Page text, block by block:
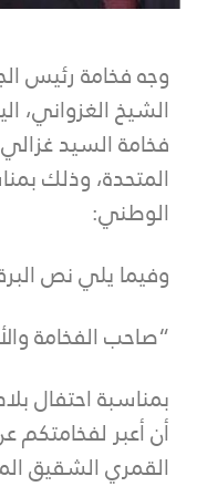
وجه فخامة رئيس
الشيخ الغزواني،
فخامة السيد
المتحدة، وذلك
الوطني:
وفيما يلي نص
“صاحب الفخامة
بمناسبة احتفال
أن أعبر لفخامتكم
القمري الشقيق